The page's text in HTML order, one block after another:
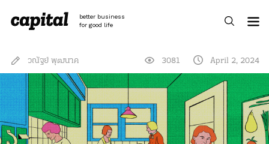
content
better business
for good life
วณัฐย์ พุฒนาค 3081 April 2, 2024